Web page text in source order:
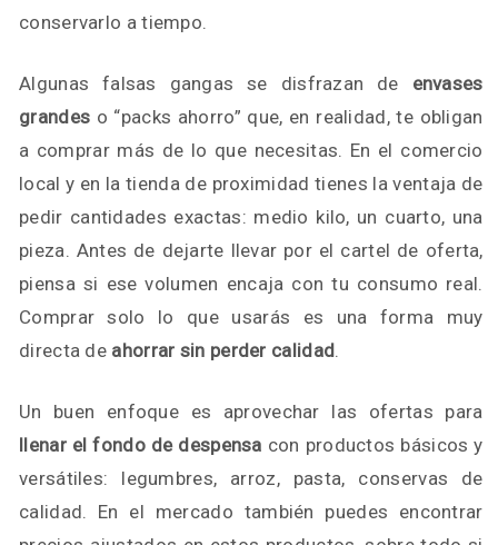
conservarlo a tiempo.
Algunas falsas gangas se disfrazan de envases
grandes o “packs ahorro” que, en realidad, te obligan
a comprar más de lo que necesitas. En el comercio
local y en la tienda de proximidad tienes la ventaja de
pedir cantidades exactas: medio kilo, un cuarto, una
pieza. Antes de dejarte llevar por el cartel de oferta,
piensa si ese volumen encaja con tu consumo real.
Comprar solo lo que usarás es una forma muy
directa de ahorrar sin perder calidad.
Un buen enfoque es aprovechar las ofertas para
llenar el fondo de despensa con productos básicos y
versátiles: legumbres, arroz, pasta, conservas de
calidad. En el mercado también puedes encontrar